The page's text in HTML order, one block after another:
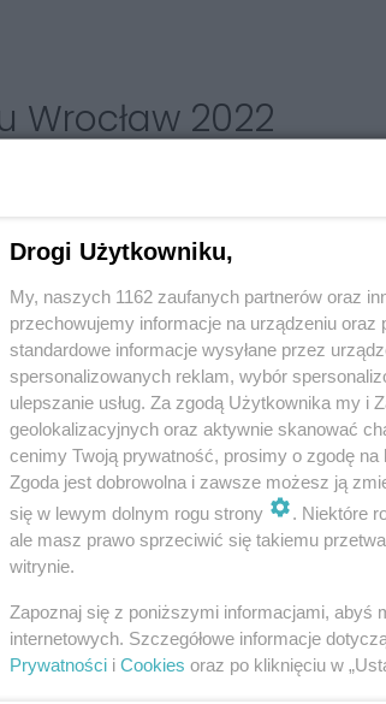
Wrocław 2022
w Tarnowskich Górach ma
Tym razem wyróżniony został
trafiła na konkurs Triennale Rysunku
od wieku czy wykształcenie. W tym
w wojewódzkim konkursie. Zobaczcie
mapy, przygotowywane są
i podejmowane decyzje.
prowadzić rękę rysownika
granice form ustanawianych
pozostawienia znaku na
Drogi Użytkowniku,
My, naszych 1162 zaufanych partnerów oraz
przechowujemy informacje na urządzeniu
standardowe informacje wysyłane przez
spersonalizowanych reklam, wybór
ulepszanie usług. Za zgodą Użytkownika my i
geolokalizacyjnych oraz aktywnie skanować
cenimy Twoją prywatność, prosimy o zgodę
Zgoda jest dobrowolna i zawsze możesz ją
się w lewym dolnym rogu strony
. Niektóre
ale masz prawo sprzeciwić się takiemu
witrynie.
Zapoznaj się z poniższymi informacjami, abyś
internetowych. Szczegółowe informacje
Prywatności i Cookies oraz po kliknięciu w